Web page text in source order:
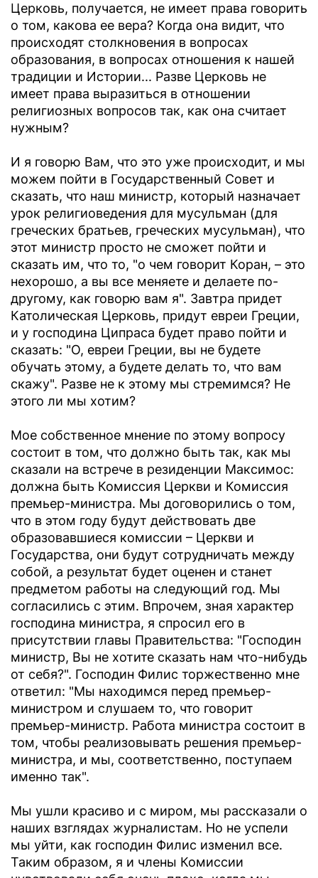
Церковь, получается, не имеет права говорить
о том, какова ее вера? Когда она видит, что
происходят столкновения в вопросах
образования, в вопросах отношения к нашей
традиции и Истории... Разве Церковь не
имеет права выразиться в отношении
религиозных вопросов так, как она считает
нужным?
И я говорю Вам, что это уже происходит, и мы
можем пойти в Государственный Совет и
сказать, что наш министр, который назначает
урок религиоведения для мусульман (для
греческих братьев, греческих мусульман), что
этот министр просто не сможет пойти и
сказать им, что то, "о чем говорит Коран, – это
нехорошо, а вы все меняете и делаете по-
другому, как говорю вам я". Завтра придет
Католическая Церковь, придут евреи Греции,
и у господина Ципраса будет право пойти и
сказать: "О, евреи Греции, вы не будете
обучать этому, а будете делать то, что вам
скажу". Разве не к этому мы стремимся? Не
этого ли мы хотим?
Мое собственное мнение по этому вопросу
состоит в том, что должно быть так, как мы
сказали на встрече в резиденции Максимос:
должна быть Комиссия Церкви и Комиссия
премьер-министра. Мы договорились о том,
что в этом году будут действовать две
образовавшиеся комиссии – Церкви и
Государства, они будут сотрудничать между
собой, а результат будет оценен и станет
предметом работы на следующий год. Мы
согласились с этим. Впрочем, зная характер
господина министра, я спросил его в
присутствии главы Правительства: "Господин
министр, Вы не хотите сказать нам что-нибудь
от себя?". Господин Филис торжественно мне
ответил: "Мы находимся перед премьер-
министром и слушаем то, что говорит
премьер-министр. Работа министра состоит в
том, чтобы реализовывать решения премьер-
министра, и мы, соответственно, поступаем
именно так".
Мы ушли красиво и с миром, мы рассказали о
наших взглядах журналистам. Но не успели
мы уйти, как господин Филис изменил все.
Таким образом, я и члены Комиссии